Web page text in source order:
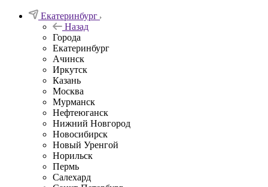
Екатеринбург
Назад
Города
Екатеринбург
Ачинск
Иркутск
Казань
Москва
Мурманск
Нефтеюганск
Нижний Новгород
Новосибирск
Новый Уренгой
Норильск
Пермь
Салехард